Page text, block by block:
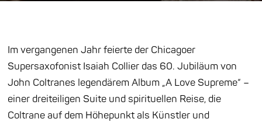
Im vergangenen Jahr feierte der Chicagoer
Supersaxofonist Isaiah Collier das 60. Jubiläum von
John Coltranes legendärem Album „A Love Supreme“ –
einer dreiteiligen Suite und spirituellen Reise, die
Coltrane auf dem Höhepunkt als Künstler und